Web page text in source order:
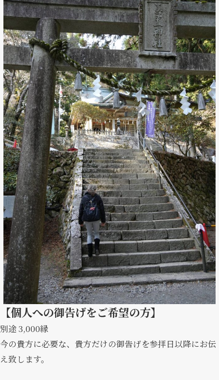
【個人への御告げをご希望の方】
別途 3,000縁
今の貴方に必要な、貴方だけの御告げを参拝日以降にお伝
え致します。